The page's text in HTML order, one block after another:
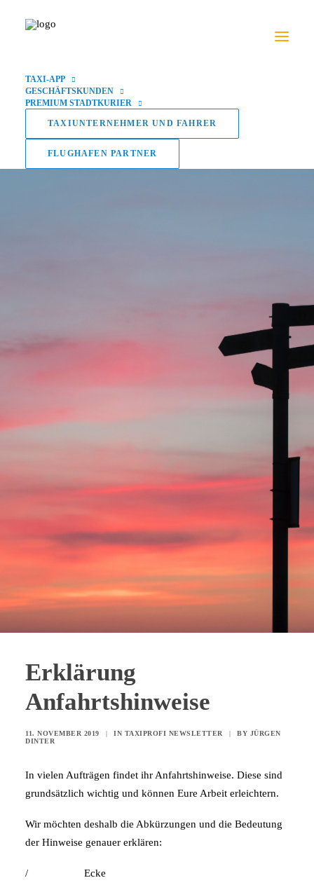
TAXI-APP
GESCHÄFTSKUNDEN
PREMIUM STADTKURIER
TAXIUNTERNEHMER UND FAHRER
FLUGHAFEN PARTNER
Erklärung
Anfahrtshinweise
11. NOVEMBER 2019 | IN TAXIPROFI NEWSLETTER | BY JÜRGEN
DINTER
In vielen Aufträgen findet ihr Anfahrtshinweise. Diese sind
grundsätzlich wichtig und können Eure Arbeit erleichtern.
Wir möchten deshalb die Abkürzungen und die Bedeutung
der Hinweise genauer erklären:
/ Ecke